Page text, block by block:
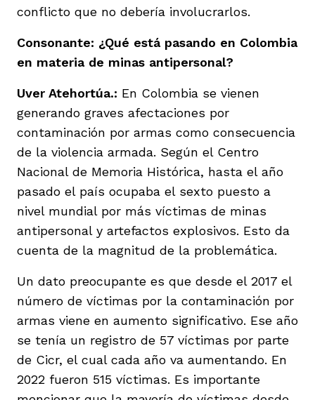
conflicto que no debería involucrarlos.
Consonante: ¿Qué está pasando en Colombia
en materia de minas antipersonal?
Uver Atehortúa.: En Colombia se vienen
generando graves afectaciones por
contaminación por armas como consecuencia
de la violencia armada. Según el Centro
Nacional de Memoria Histórica, hasta el año
pasado el país ocupaba el sexto puesto a
nivel mundial por más víctimas de minas
antipersonal y artefactos explosivos. Esto da
cuenta de la magnitud de la problemática.
Un dato preocupante es que desde el 2017 el
número de víctimas por la contaminación por
armas viene en aumento significativo. Ese año
se tenía un registro de 57 víctimas por parte
de Cicr, el cual cada año va aumentando. En
2022 fueron 515 víctimas. Es importante